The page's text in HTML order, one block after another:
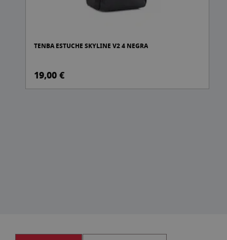
TENBA ESTUCHE SKYLINE V2 4 NEGRA
19,00 €